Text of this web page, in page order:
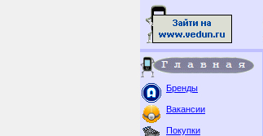
Бренды
Вакансии
Покупки